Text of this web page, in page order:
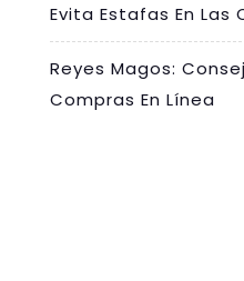
Evita Estafas En Las
Reyes Magos:
Compras En Línea